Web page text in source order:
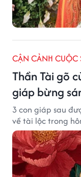
CẬN CẢNH CUỘC
Thần Tài gõ
giáp bừng
3 con giáp sau
về tài lộc trong